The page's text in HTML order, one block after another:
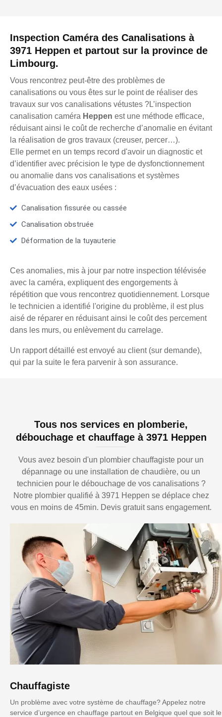
Inspection Caméra des Canalisations à
3971 Heppen et partout sur la province de
Limbourg.
Vous rencontrez peut-être des problèmes de
canalisations ou vous êtes sur le point de réaliser des
travaux sur vos canalisations vétustes ?L’inspection
canalisation caméra Heppen est une méthode efficace,
réduisant ainsi le coût de recherche d’anomalie en évitant
la réalisation de gros travaux (creuser, percer…).
Elle permet en un temps record d'avoir un diagnostic et
d’identifier avec précision le type de dysfonctionnement
ou anomalie dans vos canalisations et systèmes
d’évacuation des eaux usées :
Canalisation fissurée ou cassée
Canalisation obstruée
Déformation de la tuyauterie
Ces anomalies, mis à jour par notre inspection télévisée
avec la caméra, expliquent des engorgements à
répétition que vous rencontrez quotidiennement. Lorsque
le technicien a identifié l'origine du problème, il est plus
aisé de réparer en réduisant ainsi le coût des percement
dans les murs, ou enlèvement du carrelage.
Un rapport détaillé est envoyé au client (sur demande),
qui par la suite le fera parvenir à son assurance.
Tous nos services en plomberie,
débouchage et chauffage à 3971 Heppen
Vous avez besoin d'un plombier chauffagiste pour un
dépannage ou une installation de chaudière, ou un
technicien pour le débouchage de vos canalisations ?
Notre plombier qualifié à 3971 Heppen se déplace chez
vous en moins de 45min. Devis gratuit sans engagement.
Chauffagiste
Un problème avec votre système de chauffage? Appelez notre
service d’urgence en chauffage partout en Belgique quel que soit le